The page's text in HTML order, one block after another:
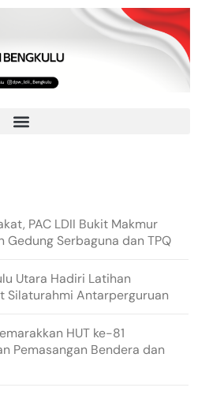
PAC LDII Bukit Makmur
Gedung Serbaguna dan TPQ
Utara Hadiri Latihan
Silaturahmi Antarperguruan
HUT ke-81
Pemasangan Bendera dan